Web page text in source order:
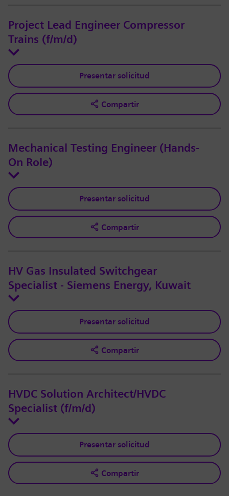
Project Lead Engineer Compressor
Trains (f/m/d)
Presentar solicitud
Compartir
Mechanical Testing Engineer (Hands-
On Role)
Presentar solicitud
Compartir
HV Gas Insulated Switchgear
Specialist - Siemens Energy, Kuwait
Presentar solicitud
Compartir
HVDC Solution Architect/HVDC
Specialist (f/m/d)
Presentar solicitud
Compartir